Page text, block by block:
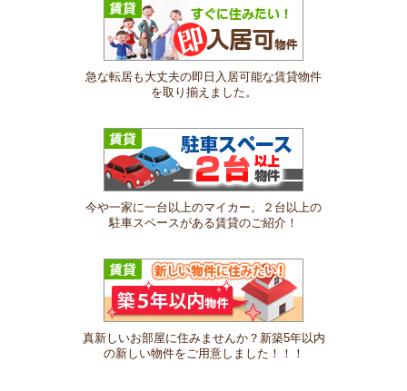
急な転居も大丈夫の即日入居可能な賃貸物件
を取り揃えました。
今や一家に一台以上のマイカー。２台以上の
駐車スペースがある賃貸のご紹介！
真新しいお部屋に住みませんか？新築5年以内
の新しい物件をご用意しました！！！